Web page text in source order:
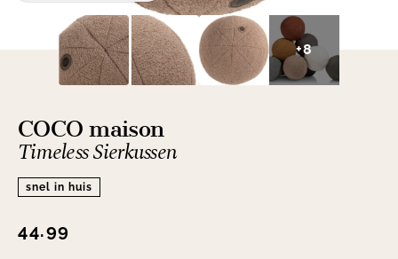
+8
COCO maison
Timeless Sierkussen
snel in huis
44.99